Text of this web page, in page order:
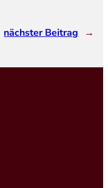
nächster Beitrag →